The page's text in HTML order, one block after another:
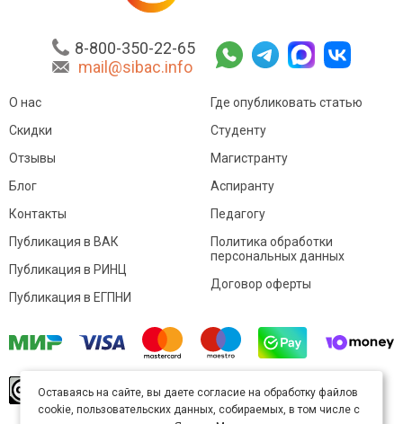
8-800-350-22-65
mail@sibac.info
О нас
Скидки
Отзывы
Блог
Контакты
Где опубликовать статью
Студенту
Магистранту
Аспиранту
Педагогу
Публикация в ВАК
Публикация в РИНЦ
Публикация в ЕГПНИ
Политика обработки
персональных данных
Договор оферты
произведение доступно полицензии Creative
Commons «Attribution» («Атрибуция») 4.0
Оставаясь на сайте, вы даете согласие на обработку файлов
cookie, пользовательских данных, собираемых, в том числе с